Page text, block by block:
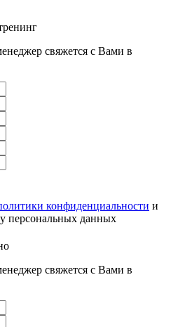
свяжется с Вами в
конфиденциальности и
персональных данных
свяжется с Вами в